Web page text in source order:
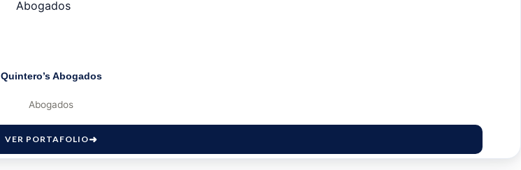
Quintero’s Abogados
Abogados
VER PORTAFOLIO